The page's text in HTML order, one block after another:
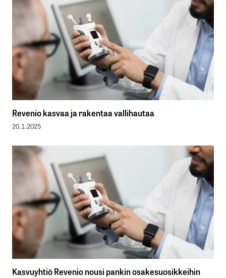
Revenio kasvaa ja rakentaa vallihautaa
20.1.2025
Kasvuyhtiö Revenio nousi pankin osakesuosikkeihin